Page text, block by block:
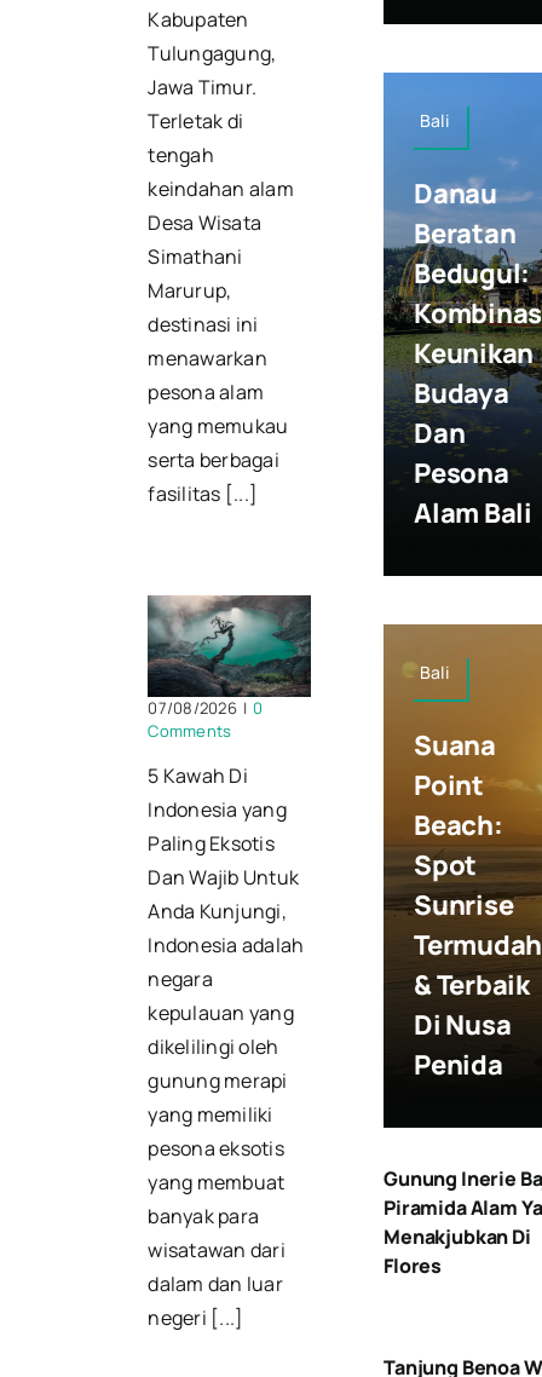
Kabupaten
Tulungagung,
Jawa Timur.
Terletak di
tengah
keindahan alam
Desa Wisata
Simathani
Marurup,
destinasi ini
menawarkan
pesona alam
yang memukau
serta berbagai
fasilitas [...]
07/08/2026 | 0
Comments
5 Kawah Di
Indonesia yang
Paling Eksotis
Dan Wajib Untuk
Anda Kunjungi,
Indonesia adalah
negara
kepulauan yang
dikelilingi oleh
gunung merapi
yang memiliki
pesona eksotis
yang membuat
banyak para
wisatawan dari
dalam dan luar
negeri [...]
Bali
Danau
Beratan
Bedugul:
Keunikan
Budaya
Dan
Pesona
Alam Bali
Bali
Suana
Point
Beach:
Spot
Sunrise
Termudah
& Terbaik
Di Nusa
Penida
Gunung Inerie
Piramida Alam
Menakjubkan Di
Flores
Tanjung Benoa